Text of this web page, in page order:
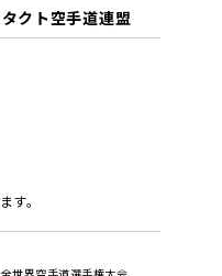
クト空手道連盟
す。